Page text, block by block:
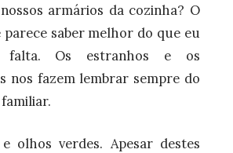
armários da cozinha? O
saber melhor do que eu
Os estranhos e os
nos fazem lembrar sempre do
olhos verdes. Apesar destes